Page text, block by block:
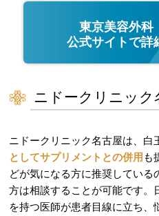
東京美容外
公式サイトで詳
ニドークリニック
ニドークリニック名古屋は、白
としてサプリメントとの併用 も
どが気になる方に推奨している
方は相談することが可能です。
を持つ医師が患者目線に立ち、